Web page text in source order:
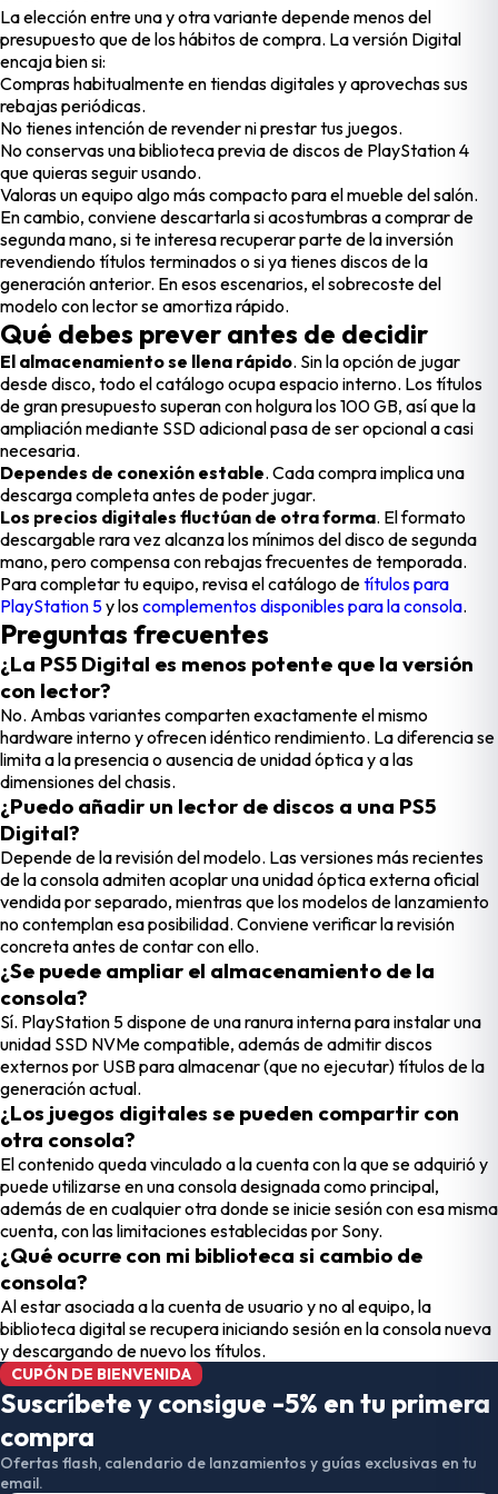
La elección entre una y otra variante depende menos del
presupuesto que de los hábitos de compra. La versión Digital
encaja bien si:
Compras habitualmente en tiendas digitales y aprovechas sus
rebajas periódicas.
No tienes intención de revender ni prestar tus juegos.
No conservas una biblioteca previa de discos de PlayStation 4
que quieras seguir usando.
Valoras un equipo algo más compacto para el mueble del salón.
En cambio, conviene descartarla si acostumbras a comprar de
segunda mano, si te interesa recuperar parte de la inversión
revendiendo títulos terminados o si ya tienes discos de la
generación anterior. En esos escenarios, el sobrecoste del
modelo con lector se amortiza rápido.
Qué debes prever antes de decidir
El almacenamiento se llena rápido. Sin la opción de jugar
desde disco, todo el catálogo ocupa espacio interno. Los títulos
de gran presupuesto superan con holgura los 100 GB, así que la
ampliación mediante SSD adicional pasa de ser opcional a casi
necesaria.
Dependes de conexión estable. Cada compra implica una
descarga completa antes de poder jugar.
Los precios digitales fluctúan de otra forma. El formato
descargable rara vez alcanza los mínimos del disco de segunda
mano, pero compensa con rebajas frecuentes de temporada.
Para completar tu equipo, revisa el catálogo detítulos para
PlayStation 5y loscomplementos disponibles para la consola.
Preguntas frecuentes
¿La PS5 Digital es menos potente que la versión
con lector?
No. Ambas variantes comparten exactamente el mismo
hardware interno y ofrecen idéntico rendimiento. La diferencia se
limita a la presencia o ausencia de unidad óptica y a las
dimensiones del chasis.
¿Puedo añadir un lector de discos a una PS5
Digital?
Depende de la revisión del modelo. Las versiones más recientes
de la consola admiten acoplar una unidad óptica externa oficial
vendida por separado, mientras que los modelos de lanzamiento
no contemplan esa posibilidad. Conviene verificar la revisión
concreta antes de contar con ello.
¿Se puede ampliar el almacenamiento de la
consola?
Sí. PlayStation 5 dispone de una ranura interna para instalar una
unidad SSD NVMe compatible, además de admitir discos
externos por USB para almacenar (que no ejecutar) títulos de la
generación actual.
¿Los juegos digitales se pueden compartir con
otra consola?
El contenido queda vinculado a la cuenta con la que se adquirió y
puede utilizarse en una consola designada como principal,
además de en cualquier otra donde se inicie sesión con esa misma
cuenta, con las limitaciones establecidas por Sony.
¿Qué ocurre con mi biblioteca si cambio de
consola?
Al estar asociada a la cuenta de usuario y no al equipo, la
biblioteca digital se recupera iniciando sesión en la consola nueva
y descargando de nuevo los títulos.
CUPÓN DE BIENVENIDA
Suscríbete y consigue -5% en tu primera
compra
Ofertas flash, calendario de lanzamientos y guías exclusivas en tu
email.